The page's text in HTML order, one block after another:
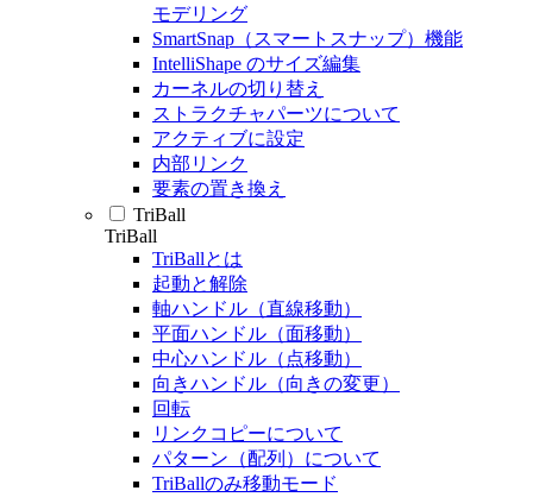
モデリング
SmartSnap（スマートスナップ）機能
IntelliShape のサイズ編集
カーネルの切り替え
ストラクチャパーツについて
アクティブに設定
内部リンク
要素の置き換え
TriBall
TriBall
TriBallとは
起動と解除
軸ハンドル（直線移動）
平面ハンドル（面移動）
中心ハンドル（点移動）
向きハンドル（向きの変更）
回転
リンクコピーについて
パターン（配列）について
TriBallのみ移動モード